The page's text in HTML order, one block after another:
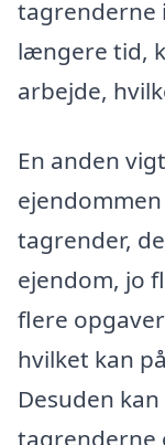
tagrenderne
længere tid,
arbejde,
En anden
tagrender,
ejendom, jo
flere
hvilket kan
Desuden
tagrenderne